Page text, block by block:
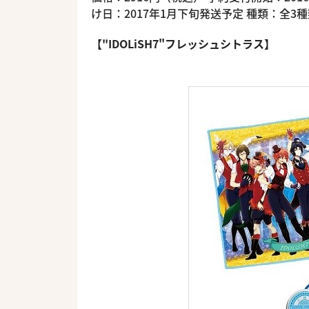
け日：2017年1月下旬発送予定 種類：全3
【"IDOLiSH7"フレッシュシトラス】